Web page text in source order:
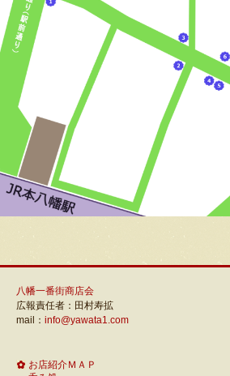
八幡一番街商店会
広報責任者：田村寿拡
mail： info@yawata1.com
お店紹介ＭＡＰ